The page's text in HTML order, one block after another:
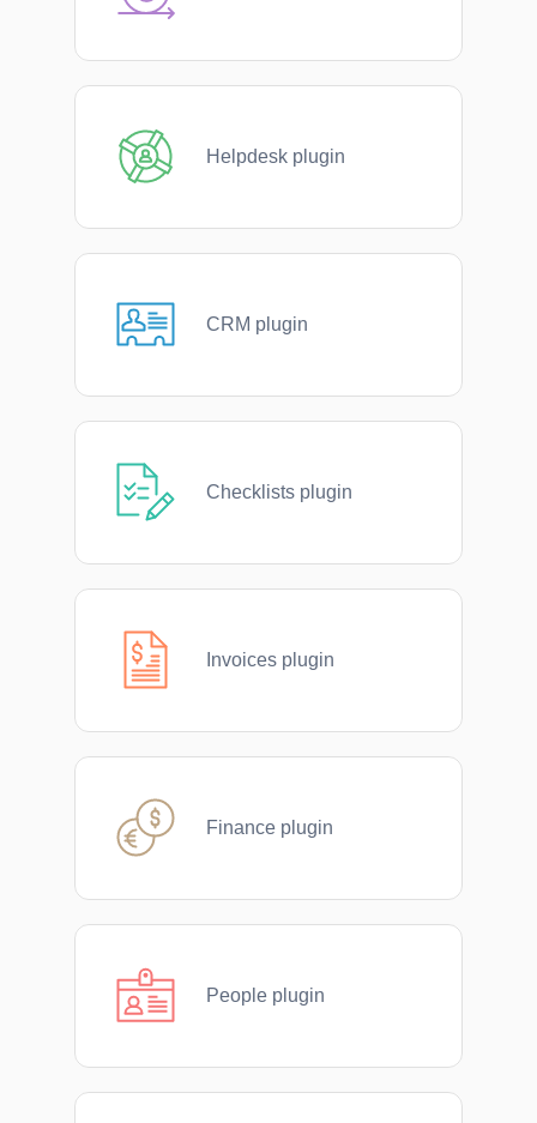
Helpdesk plugin
CRM plugin
Checklists plugin
Invoices plugin
Finance plugin
People plugin